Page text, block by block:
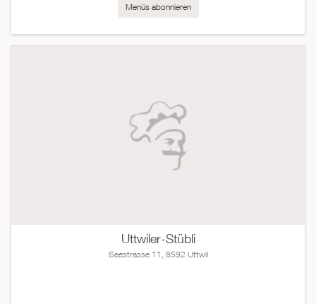
Menüs abonnieren
Uttwiler-Stübli
Seestrasse 11, 8592 Uttwil